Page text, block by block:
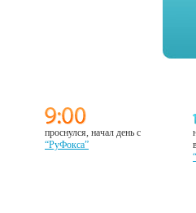
проснулся, начал день с
“РуФокса”